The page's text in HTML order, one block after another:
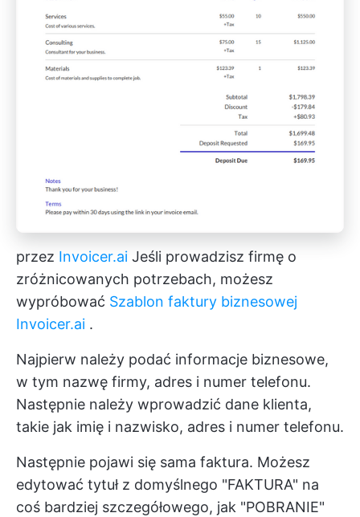
przez Invoicer.ai Jeśli prowadzisz firmę o
zróżnicowanych potrzebach, możesz
wypróbować Szablon faktury biznesowej
Invoicer.ai .
Najpierw należy podać informacje biznesowe,
w tym nazwę firmy, adres i numer telefonu.
Następnie należy wprowadzić dane klienta,
takie jak imię i nazwisko, adres i numer telefonu.
Następnie pojawi się sama faktura. Możesz
edytować tytuł z domyślnego "FAKTURA" na
coś bardziej szczegółowego, jak "POBRANIE"